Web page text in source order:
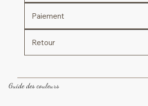
Paiement
Retour
Guide des couleurs